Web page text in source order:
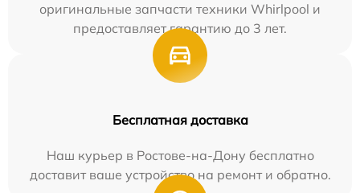
оригинальные запчасти техники Whirlpool и
предоставляет гарантию до 3 лет.
Бесплатная доставка
Наш курьер в Ростове-на-Дону бесплатно
доставит ваше устройство на ремонт и обратно.